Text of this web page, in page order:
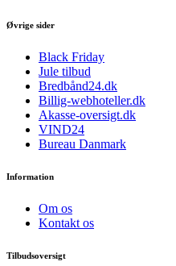
Øvrige sider
Black Friday
Jule tilbud
Bredbånd24.dk
Billig-webhoteller.dk
Akasse-oversigt.dk
VIND24
Bureau Danmark
Information
Om os
Kontakt os
Tilbudsoversigt